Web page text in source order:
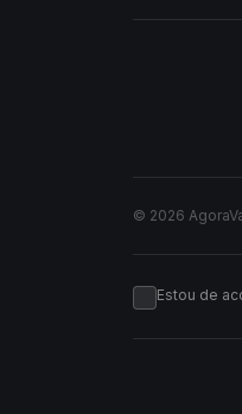
© 2026
Estou de